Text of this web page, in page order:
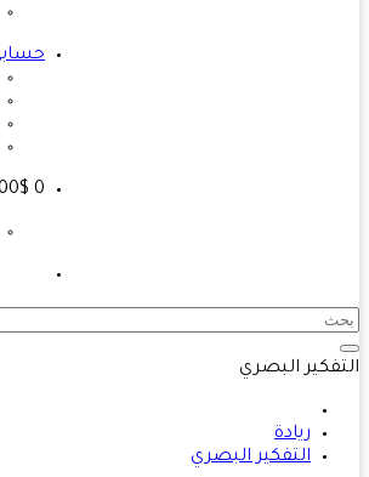
English
حسابي
item(s)
0.00$
البصري
ريادة
التفكير البصري